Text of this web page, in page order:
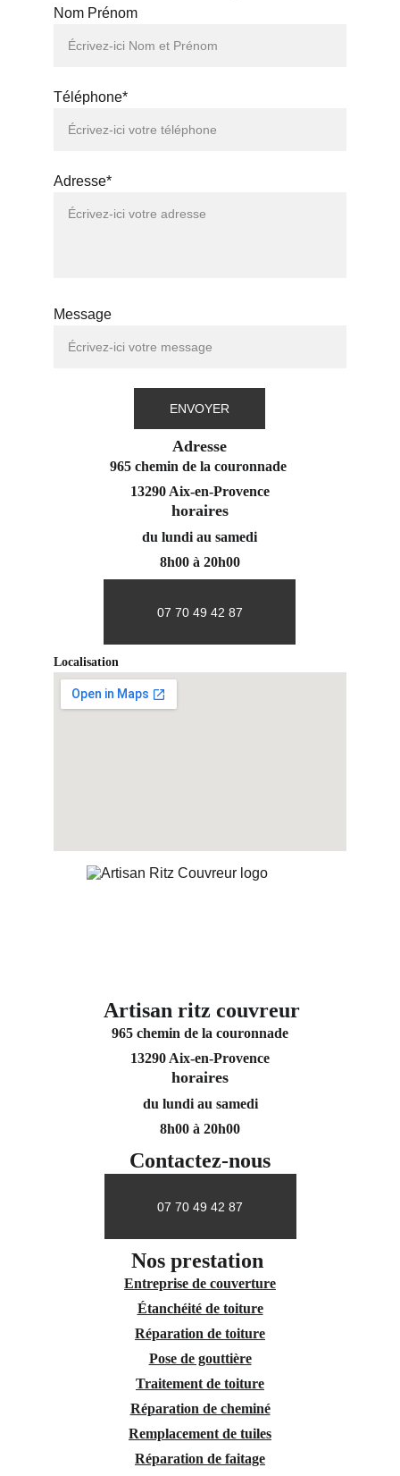
Nom Prénom
Téléphone*
Adresse*
Message
ENVOYER
Adresse
965 chemin de la couronnade
13290 Aix-en-Provence
07 70 49 42 87
Localisation
horaires
du lundi au samedi
8h00 à 20h00
Contactez-nous
07 70 49 42 87
Artisan ritz couvreur
Nos prestation
Entreprise de couverture
Étanchéité de toiture
Réparation de toiture
Pose de gouttière
Traitement de toiture
Réparation de cheminé
Remplacement de tuiles
Réparation de faitage
965 chemin de la couronnade
13290 Aix-en-Provence
horaires
du lundi au samedi
8h00 à 20h00